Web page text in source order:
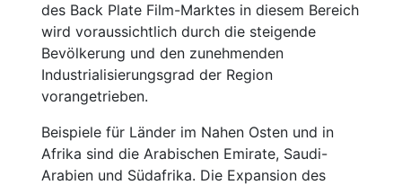
des Back Plate Film-Marktes in diesem Bereich
wird voraussichtlich durch die steigende
Bevölkerung und den zunehmenden
Industrialisierungsgrad der Region
vorangetrieben.
Beispiele für Länder im Nahen Osten und in
Afrika sind die Arabischen Emirate, Saudi-
Arabien und Südafrika. Die Expansion des